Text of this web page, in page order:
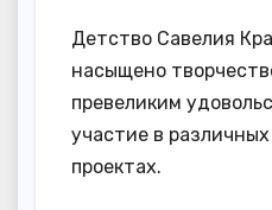
Детство Савелия
насыщено
превеликим
участие в
проектах.